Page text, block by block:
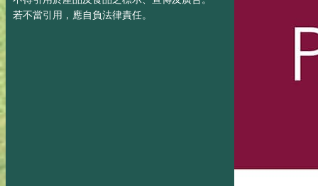
若不當引用，應自負法律責任。